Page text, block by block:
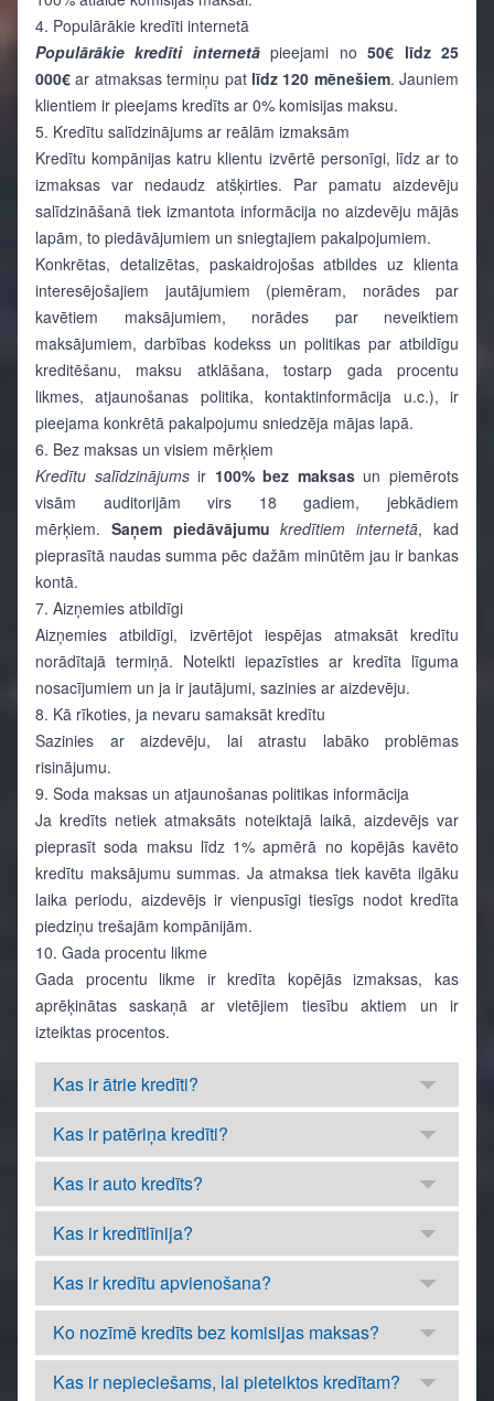
4. Populārākie kredīti internetā
Populārākie kredīti internetāpieejami no50€ līdz 25
000€ ar atmaksas termiņu patlīdz 120 mēnešiem. Jauniem
klientiem ir pieejams kredīts ar 0% komisijas maksu.
5. Kredītu salīdzinājums ar reālām izmaksām
Kredītu kompānijas katru klientu izvērtē personīgi, līdz ar to
izmaksas var nedaudz atšķirties. Par pamatu aizdevēju
salīdzināšanā tiek izmantota informācija no aizdevēju mājās
lapām, to piedāvājumiem un sniegtajiem pakalpojumiem.
Konkrētas, detalizētas, paskaidrojošas atbildes uz klienta
interesējošajiem jautājumiem (piemēram, norādes par
kavētiem maksājumiem, norādes par neveiktiem
maksājumiem, darbības kodekss un politikas par atbildīgu
kreditēšanu, maksu atklāšana, tostarp gada procentu
likmes, atjaunošanas politika, kontaktinformācija u.c.), ir
pieejama konkrētā pakalpojumu sniedzēja mājas lapā.
6. Bez maksas un visiem mērķiem
Kredītu salīdzinājumsir 100% bez maksasun piemērots
visām auditorijām virs 18 gadiem, jebkādiem
mērķiem. Saņem piedāvājumu kredītiem internetā, kad
pieprasītā naudas summa pēc dažām minūtēm jau ir bankas
kontā.
7. Aizņemies atbildīgi
Aizņemies atbildīgi, izvērtējot iespējas atmaksāt kredītu
norādītajā termiņā. Noteikti iepazīsties ar kredīta līguma
nosacījumiem un ja ir jautājumi, sazinies ar aizdevēju.
8. Kā rīkoties, ja nevaru samaksāt kredītu
Sazinies ar aizdevēju, lai atrastu labāko problēmas
risinājumu.
9. Soda maksas un atjaunošanas politikas informācija
Ja kredīts netiek atmaksāts noteiktajā laikā, aizdevējs var
pieprasīt soda maksu līdz 1% apmērā no kopējās kavēto
kredītu maksājumu summas. Ja atmaksa tiek kavēta ilgāku
laika periodu, aizdevējs ir vienpusīgi tiesīgs nodot kredīta
piedziņu trešajām kompānijām.
10. Gada procentu likme
Gada procentu likme ir kredīta kopējās izmaksas, kas
aprēķinātas saskaņā ar vietējiem tiesību aktiem un ir
izteiktas procentos.
Kas ir ātrie kredīti?
Kas ir patēriņa kredīti?
Kas ir auto kredīts?
Kas ir kredītlīnija?
Kas ir kredītu apvienošana?
Ko nozīmē kredīts bez komisijas maksas?
Kas ir nepieciešams, lai pieteiktos kredītam?